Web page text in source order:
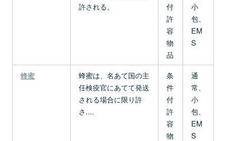
許される。
付
許
容
物
品
小
包、
EM
S
蜂蜜
蜂蜜は、名あて国の主
任検疫官にあてて発送
される場合に限り許
さ....
条
件
付
許
容
物
通
常、
小
包、
EM
S